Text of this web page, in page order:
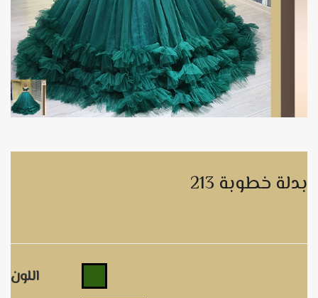
بدلة خطوبة 213
اللون